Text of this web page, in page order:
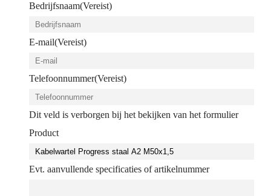
Bedrijfsnaam(Vereist)
E-mail(Vereist)
Telefoonnummer(Vereist)
Dit veld is verborgen bij het bekijken van het formulier
Product
Evt. aanvullende specificaties of artikelnummer